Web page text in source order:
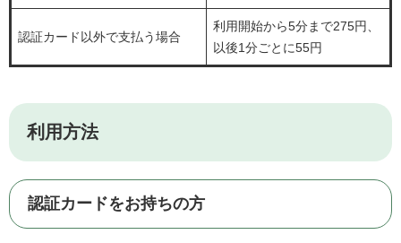
認証カード以外で支払う場合
利用開始から5分まで275円、
以後1分ごとに55円
利用方法
認証カードをお持ちの方